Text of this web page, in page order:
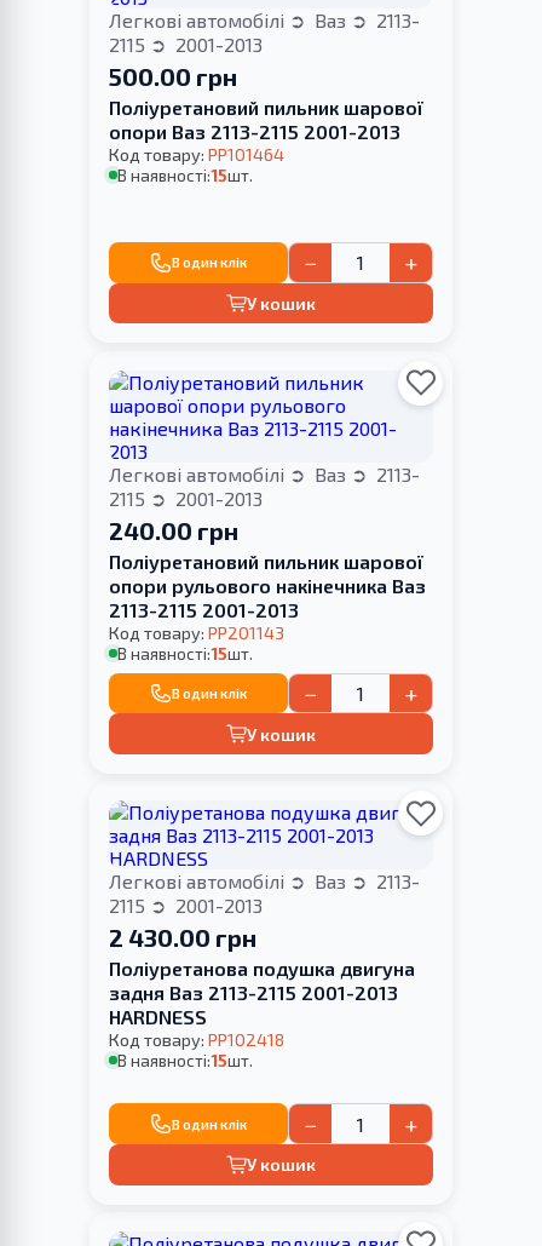
Легкові автомобілі Ваз
2113-
2115
2001-2013
500.00 грн
Поліуретановий пильник шарової
опори Ваз 2113-2115 2001-2013
Код товару: PP101464
В наявності:15шт.
В один клік − +
У кошик
Легкові автомобілі Ваз
2113-
2115
2001-2013
240.00 грн
Поліуретановий пильник шарової
опори рульового накінечника Ваз
2113-2115 2001-2013
Код товару: PP201143
В наявності:15шт.
В один клік − +
У кошик
Легкові автомобілі Ваз
2113-
2115
2001-2013
2 430.00 грн
Поліуретанова подушка двигуна
задня Ваз 2113-2115 2001-2013
HARDNESS
Код товару: PP102418
В наявності:15шт.
В один клік − +
У кошик